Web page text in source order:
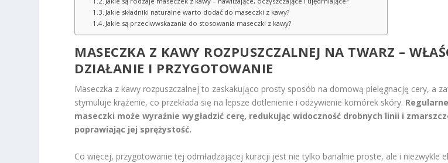
Jakie składniki naturalne warto dodać do maseczki z kawy?
Jakie są przeciwwskazania do stosowania maseczki z kawy?
MASECZKA Z KAWY ROZPUSZCZALNEJ NA TWARZ –
DZIAŁANIE I PRZYGOTOWANIE
Maseczka z kawy rozpuszczalnej to zaskakująco prosty sposób na domową pielęgnację cery, a
stymuluje krążenie, co przekłada się na lepsze dotlenienie i odżywienie komórek skóry.
maseczki może wyraźnie wygładzić cerę, redukując widoczność drobnych linii i
poprawiając jej sprężystość.
Co więcej, przygotowanie tej odmładzającej kuracji jest nie tylko banalnie proste, ale i niezwykle